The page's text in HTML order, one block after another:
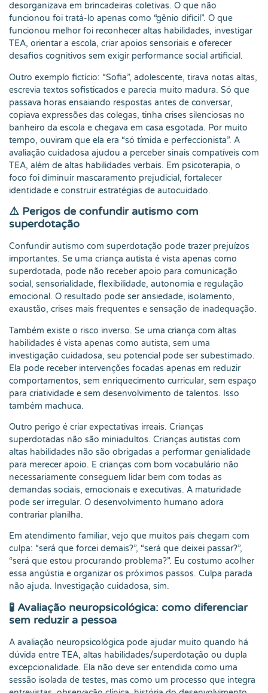
desorganizava em brincadeiras coletivas. O que não
funcionou foi tratá-lo apenas como “gênio difícil”. O que
funcionou melhor foi reconhecer altas habilidades, investigar
TEA, orientar a escola, criar apoios sensoriais e oferecer
desafios cognitivos sem exigir performance social artificial.
Outro exemplo fictício: “Sofia”, adolescente, tirava notas altas,
escrevia textos sofisticados e parecia muito madura. Só que
passava horas ensaiando respostas antes de conversar,
copiava expressões das colegas, tinha crises silenciosas no
banheiro da escola e chegava em casa esgotada. Por muito
tempo, ouviram que ela era “só tímida e perfeccionista”. A
avaliação cuidadosa ajudou a perceber sinais compatíveis com
TEA, além de altas habilidades verbais. Em psicoterapia, o
foco foi diminuir mascaramento prejudicial, fortalecer
identidade e construir estratégias de autocuidado.
⚠️ Perigos de confundir autismo com
superdotação
Confundir autismo com superdotação pode trazer prejuízos
importantes. Se uma criança autista é vista apenas como
superdotada, pode não receber apoio para comunicação
social, sensorialidade, flexibilidade, autonomia e regulação
emocional. O resultado pode ser ansiedade, isolamento,
exaustão, crises mais frequentes e sensação de inadequação.
Também existe o risco inverso. Se uma criança com altas
habilidades é vista apenas como autista, sem uma
investigação cuidadosa, seu potencial pode ser subestimado.
Ela pode receber intervenções focadas apenas em reduzir
comportamentos, sem enriquecimento curricular, sem espaço
para criatividade e sem desenvolvimento de talentos. Isso
também machuca.
Outro perigo é criar expectativas irreais. Crianças
superdotadas não são miniadultos. Crianças autistas com
altas habilidades não são obrigadas a performar genialidade
para merecer apoio. E crianças com bom vocabulário não
necessariamente conseguem lidar bem com todas as
demandas sociais, emocionais e executivas. A maturidade
pode ser irregular. O desenvolvimento humano adora
contrariar planilha.
Em atendimento familiar, vejo que muitos pais chegam com
culpa: “será que forcei demais?”, “será que deixei passar?”,
“será que estou procurando problema?”. Eu costumo acolher
essa angústia e organizar os próximos passos. Culpa parada
não ajuda. Investigação cuidadosa, sim.
🧪 Avaliação neuropsicológica: como diferenciar
sem reduzir a pessoa
A avaliação neuropsicológica pode ajudar muito quando há
dúvida entre TEA, altas habilidades/superdotação ou dupla
excepcionalidade. Ela não deve ser entendida como uma
sessão isolada de testes, mas como um processo que integra